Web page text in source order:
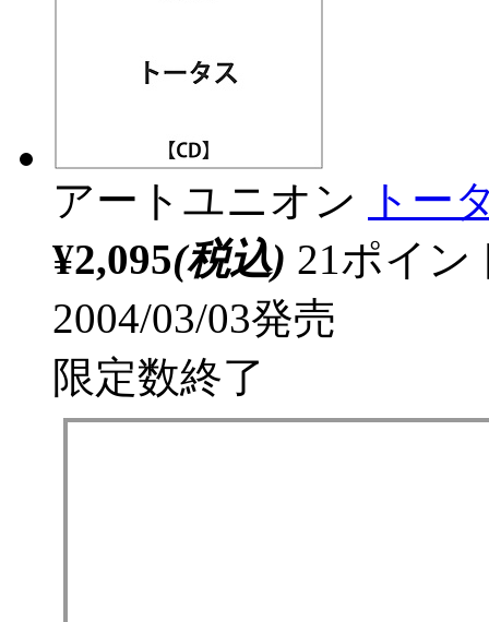
アートユニオン
トー
¥2,095(税込) 21ポイ
2004/03/03発売
限定数終了